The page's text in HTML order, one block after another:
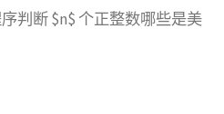
判断 $n$ 个正整数哪些是美